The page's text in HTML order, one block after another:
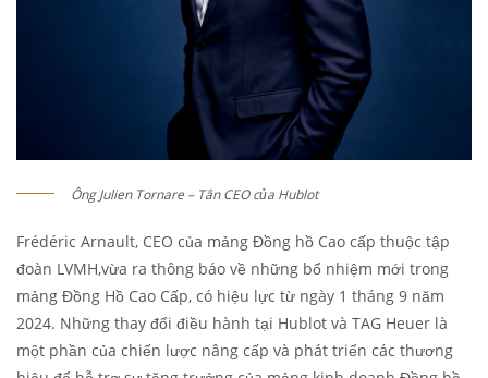
Ông Julien Tornare – Tân CEO của Hublot
Frédéric Arnault, CEO của mảng Đồng hồ Cao cấp thuộc tập
đoàn LVMH,vừa ra thông báo về những bổ nhiệm mới trong
mảng Đồng Hồ Cao Cấp, có hiệu lực từ ngày 1 tháng 9 năm
2024. Những thay đổi điều hành tại Hublot và TAG Heuer là
một phần của chiến lược nâng cấp và phát triển các thương